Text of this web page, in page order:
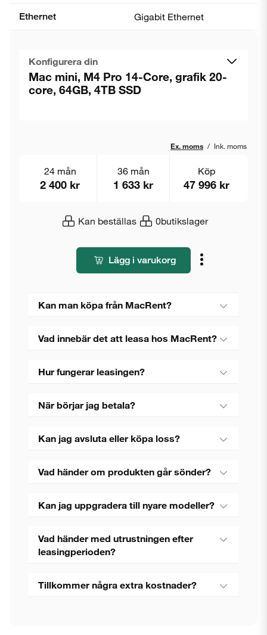
Ethernet Gigabit Ethernet
Konfigurera din
Mac mini, M4 Pro 14-Core, grafik 20-
core, 64GB, 4TB SSD
Ex. moms / Ink. moms
Kan beställas 0butikslager
24 mån
2 400 kr
36 mån
1 633 kr
Köp
47 996 kr
Lägg i varukorg
Kan man köpa från MacRent?
Vad innebär det att leasa hos MacRent?
Hur fungerar leasingen?
När börjar jag betala?
Kan jag avsluta eller köpa loss?
Vad händer om produkten går sönder?
Kan jag uppgradera till nyare modeller?
Vad händer med utrustningen efter
leasingperioden?
Tillkommer några extra kostnader?